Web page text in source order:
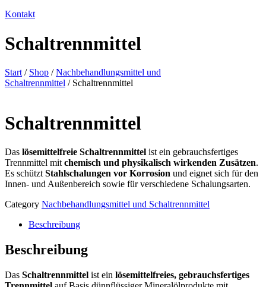
Kontakt
Schaltrennmittel
Start / Shop /Nachbehandlungsmittel und
Schaltrennmittel / Schaltrennmittel
Schaltrennmittel
Das lösemittelfreie Schaltrennmittel ist ein gebrauchsfertiges
Trennmittel mit chemisch und physikalisch wirkenden Zusätzen.
Es schützt Stahlschalungen vor Korrosion und eignet sich für den
Innen- und Außenbereich sowie für verschiedene Schalungsarten.
Category Nachbehandlungsmittel und Schaltrennmittel
Beschreibung
Beschreibung
Das Schaltrennmittel ist ein lösemittelfreies, gebrauchsfertiges